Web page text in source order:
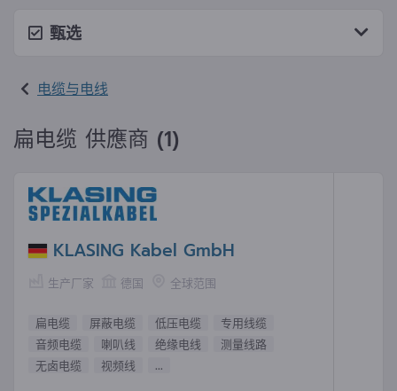
甄选
电缆与电线
扁电缆 供應商 (1)
KLASING Kabel GmbH
生产厂家 德国 全球范围
扁电缆 屏蔽电缆 低压电缆
专用线缆
音频电缆
喇叭线 绝缘电线
测量线路
无卤电缆
视频线 ...